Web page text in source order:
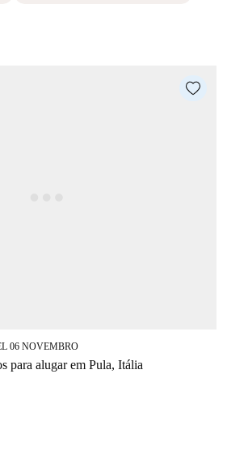
06 NOVEMBRO
para alugar em Pula, Itália